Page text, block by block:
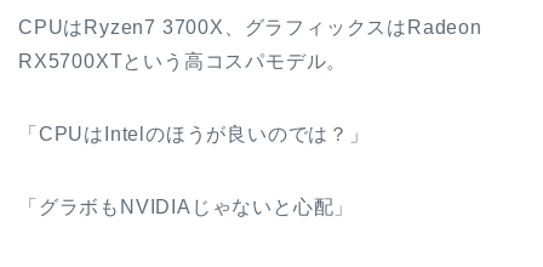
CPUはRyzen7 3700X、グラフィックスはRadeon
RX5700XTという高コスパモデル。
「CPUはIntelのほうが良いのでは？」
「グラボもNVIDIAじゃないと心配」